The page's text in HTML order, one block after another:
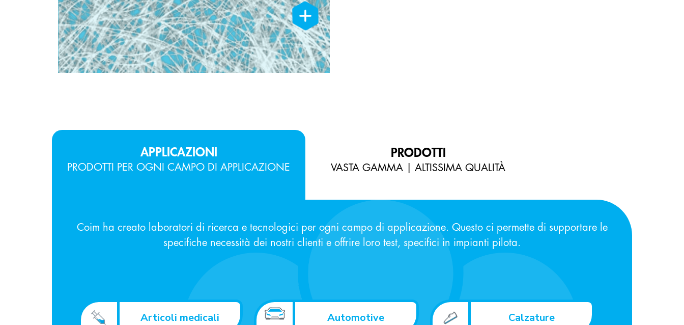
APPLICAZIONI
PRODOTTI PER OGNI CAMPO DI APPLICAZIONE
PRODOTTI
VASTA GAMMA | ALTISSIMA QUALITÀ
Coim ha creato laboratori di ricerca e tecnologici per ogni campo di applicazione. Questo ci permette di supportare le
specifiche necessità dei nostri clienti e offrire loro test, specifici in impianti pilota.
Articoli medicali Automotive Calzature